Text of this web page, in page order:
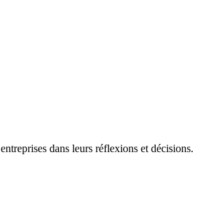
dans leurs réflexions et décisions.